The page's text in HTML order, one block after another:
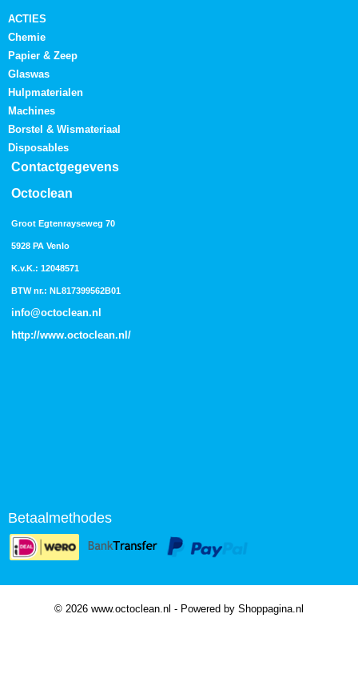
ACTIES
Chemie
Papier & Zeep
Glaswas
Hulpmaterialen
Machines
Borstel & Wismateriaal
Disposables
Contactgegevens
Octoclean
Groot Egtenrayseweg 70
5928 PA Venlo
K.v.K.: 12048571
BTW nr.: NL817399562B01
info@octoclean.nl
http://www.octoclean.nl /
Betaalmethodes
© 2026 www.octoclean.nl - Powered by Shoppagina.nl